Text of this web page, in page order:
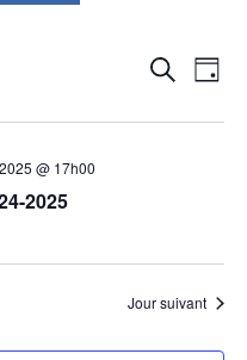
et
Recherche
de
Jour
@ 17h00
2025
Jour suivant